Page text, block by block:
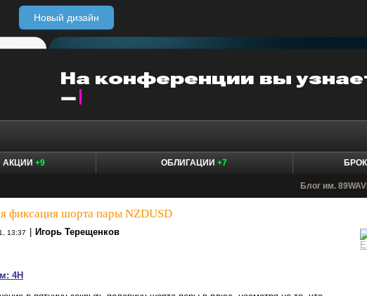
Новый дизайн
АКЦИИ +9 ОБЛИГАЦИИ +7
Блог им.
фиксация шорта пары NZDUSD
13:37 Игорь Терещенков
4H